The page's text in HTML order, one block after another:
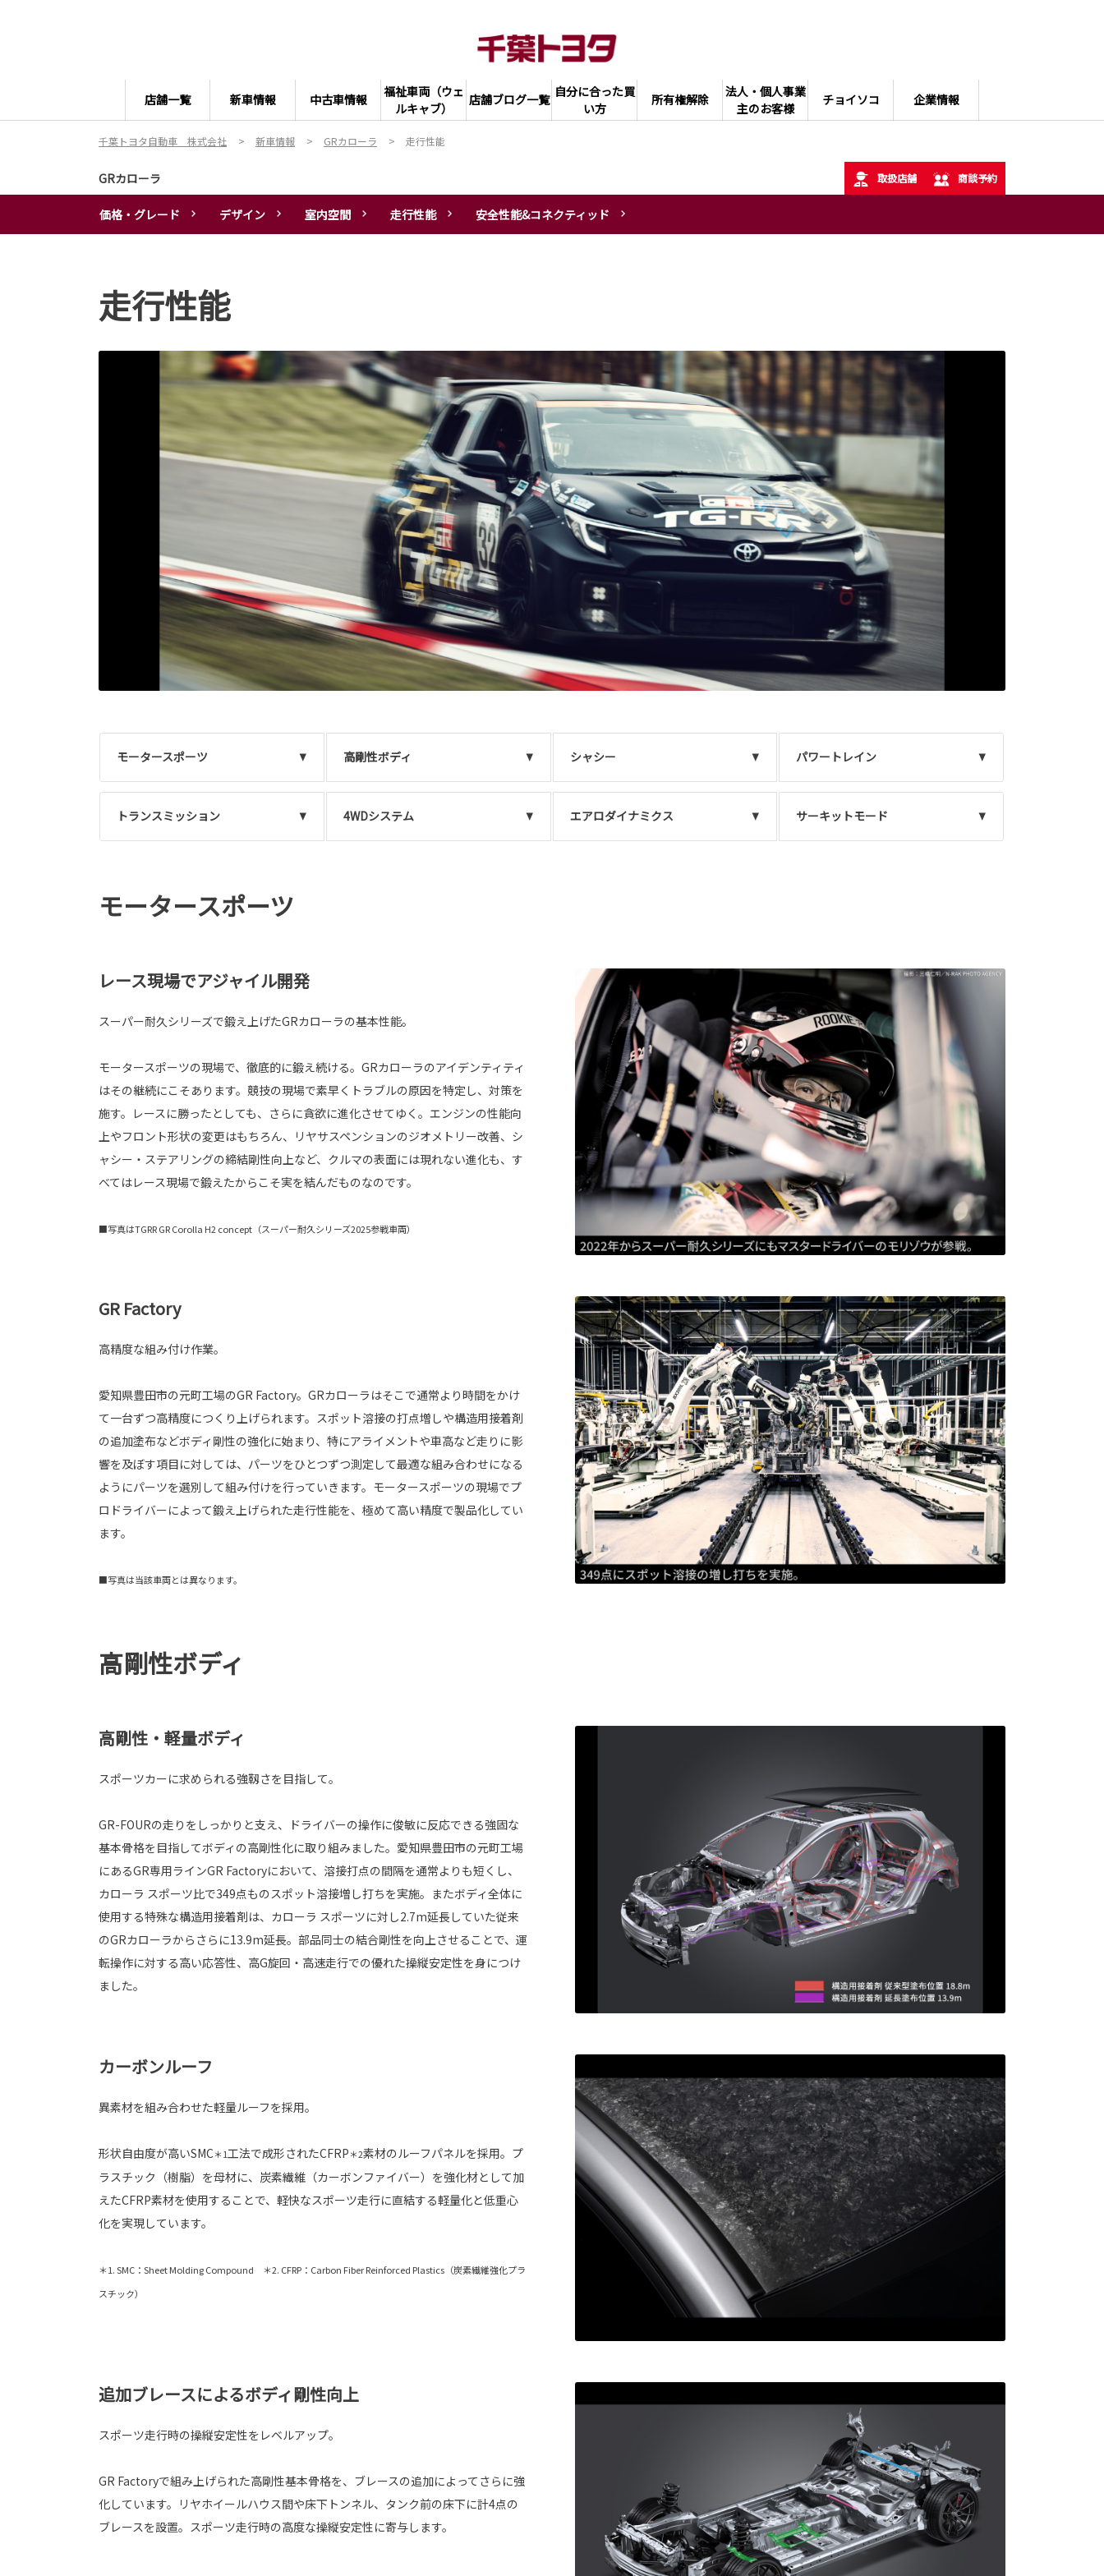
店舗一覧 新車情報 中古車情報
福祉車両（ウェ
ルキャブ）
店舗ブログ一覧 自分に合った買
い方
所有権解除
法人・個人事業
主のお客様
チョイソコ 企業情報
千葉トヨタ自動車 株式会社 新車情報 GRカローラ 走行性能
GRカローラ 取扱店舗 商談予約
価格・グレード デザイン 室内空間 走行性能 安全性能&コネクティッド
走行性能
モータースポーツ 高剛性ボディ シャシー パワートレイン
トランスミッション 4WDシステム エアロダイナミクス サーキットモード
モータースポーツ
レース現場でアジャイル開発
スーパー耐久シリーズで鍛え上げたGRカローラの基本性能。
モータースポーツの現場で、徹底的に鍛え続ける。GRカローラのアイデンティティ
はその継続にこそあります。競技の現場で素早くトラブルの原因を特定し、対策を
施す。レースに勝ったとしても、さらに貪欲に進化させてゆく。エンジンの性能向
上やフロント形状の変更はもちろん、リヤサスペンションのジオメトリー改善、シ
ャシー・ステアリングの締結剛性向上など、クルマの表面には現れない進化も、す
べてはレース現場で鍛えたからこそ実を結んだものなのです。
■写真はTGRR GR Corolla H2 concept（スーパー耐久シリーズ2025参戦車両）
GR Factory
高精度な組み付け作業。
愛知県豊田市の元町工場のGR Factory。GRカローラはそこで通常より時間をかけ
て一台ずつ高精度につくり上げられます。スポット溶接の打点増しや構造用接着剤
の追加塗布などボディ剛性の強化に始まり、特にアライメントや車高など走りに影
響を及ぼす項目に対しては、パーツをひとつずつ測定して最適な組み合わせになる
ようにパーツを選別して組み付けを行っていきます。モータースポーツの現場でプ
ロドライバーによって鍛え上げられた走行性能を、極めて高い精度で製品化してい
ます。
■写真は当該車両とは異なります。
高剛性ボディ
高剛性・軽量ボディ
スポーツカーに求められる強靱さを目指して。
GR-FOURの走りをしっかりと支え、ドライバーの操作に俊敏に反応できる強固な
基本骨格を目指してボディの高剛性化に取り組みました。愛知県豊田市の元町工場
にあるGR専用ラインGR Factoryにおいて、溶接打点の間隔を通常よりも短くし、
カローラ スポーツ比で349点ものスポット溶接増し打ちを実施。またボディ全体に
使用する特殊な構造用接着剤は、カローラ スポーツに対し2.7m延長していた従来
のGRカローラからさらに13.9m延長。部品同士の結合剛性を向上させることで、運
転操作に対する高い応答性、高G旋回・高速走行での優れた操縦安定性を身につけ
ました。
カーボンルーフ
異素材を組み合わせた軽量ルーフを採用。
形状自由度が高いSMC＊1工法で成形されたCFRP＊2素材のルーフパネルを採用。プ
ラスチック（樹脂）を母材に、炭素繊維（カーボンファイバー）を強化材として加
えたCFRP素材を使用することで、軽快なスポーツ走行に直結する軽量化と低重心
化を実現しています。
＊1. SMC：Sheet Molding Compound ＊2. CFRP：Carbon Fiber Reinforced Plastics（炭素繊維強化プラ
スチック）
追加ブレースによるボディ剛性向上
スポーツ走行時の操縦安定性をレベルアップ。
GR Factoryで組み上げられた高剛性基本骨格を、ブレースの追加によってさらに強
化しています。リヤホイールハウス間や床下トンネル、タンク前の床下に計4点の
ブレースを設置。スポーツ走行時の高度な操縦安定性に寄与します。